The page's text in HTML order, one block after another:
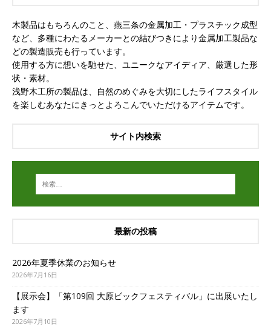
木製品はもちろんのこと、燕三条の金属加工・プラスチック成型
など、多種にわたるメーカーとの結びつきにより金属加工製品な
どの製造販売も行っています。
使用する方に想いを馳せた、ユニークなアイディア、厳選した形
状・素材。
浅野木工所の製品は、自然のめぐみを大切にしたライフスタイル
を楽しむあなたにきっとよろこんでいただけるアイテムです。
サイト内検索
最新の投稿
2026年夏季休業のお知らせ
2026年7月16日
【展示会】「第109回 大原ビックフェスティバル」に出展いたし
ます
2026年7月10日